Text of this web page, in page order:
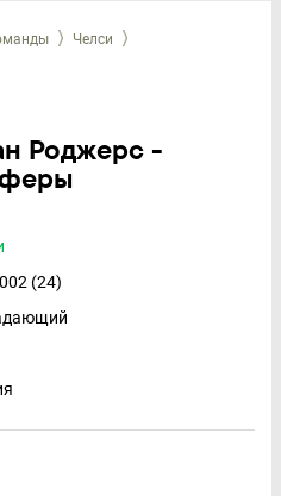
Челси
Роджерс -
(24)